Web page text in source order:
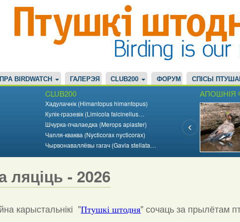
ПРА BIRDWATCH ГАЛЕРЭЯ CLUB200 ФОРУМ СПІСЫ
CLUB200
Хадулачнік (Himantopus himantopus)
Кулік-гразевік (Limicola falcinellus…
Шчурка-пчалаедка (Merops apiaster)
Чапля-кваква (Nycticorax nycticorax)
Чырвонаваллёвы гагач (Gavia stellata…
АПОШНІЯ
ляціць - 2026
карыстальнікі "Птушкі штодня" сочаць за прылётам